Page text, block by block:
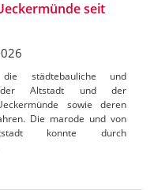
seit
städtebauliche und
der Altstadt und der
sowie deren
Die marode und von
konnte durch